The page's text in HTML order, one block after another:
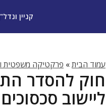
קניין
עמוד הבית» פרקטיקה משפטית
חוק להסדר
ליישוב סכסוכים